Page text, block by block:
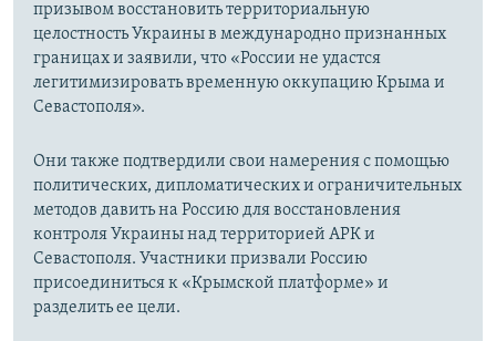
призывом восстановить территориальную
целостность Украины в международно признанных
границах и заявили, что «России не удастся
легитимизировать временную оккупацию Крыма и
Севастополя».
Они также подтвердили свои намерения с помощью
политических, дипломатических и ограничительных
методов давить на Россию для восстановления
контроля Украины над территорией АРК и
Севастополя. Участники призвали Россию
присоединиться к «Крымской платформе» и
разделить ее цели.